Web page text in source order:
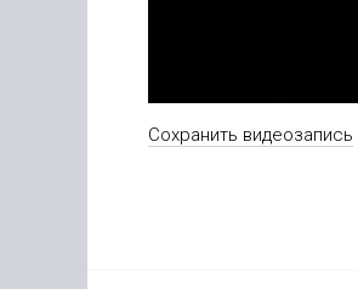
Сохранить видеозапись